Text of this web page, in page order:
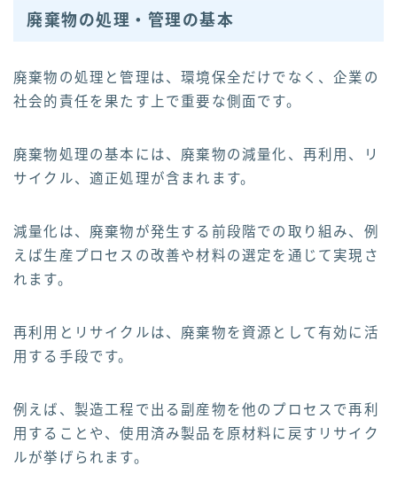
廃棄物の処理・管理の基本
廃棄物の処理と管理は、環境保全だけでなく、企業の
社会的責任を果たす上で重要な側面です。
廃棄物処理の基本には、廃棄物の減量化、再利用、リ
サイクル、適正処理が含まれます。
減量化は、廃棄物が発生する前段階での取り組み、例
えば生産プロセスの改善や材料の選定を通じて実現さ
れます。
再利用とリサイクルは、廃棄物を資源として有効に活
用する手段です。
例えば、製造工程で出る副産物を他のプロセスで再利
用することや、使用済み製品を原材料に戻すリサイク
ルが挙げられます。